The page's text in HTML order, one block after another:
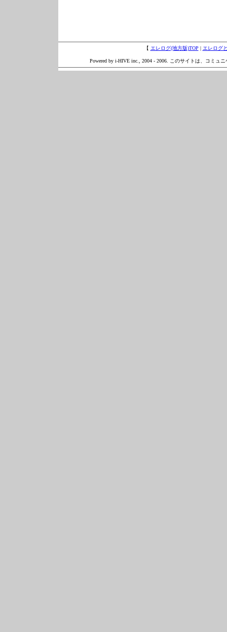
【 エレログ(地方版)TOP | エレログ
Powered by i-HIVE inc., 2004 - 2006. このサイトは、コミュ